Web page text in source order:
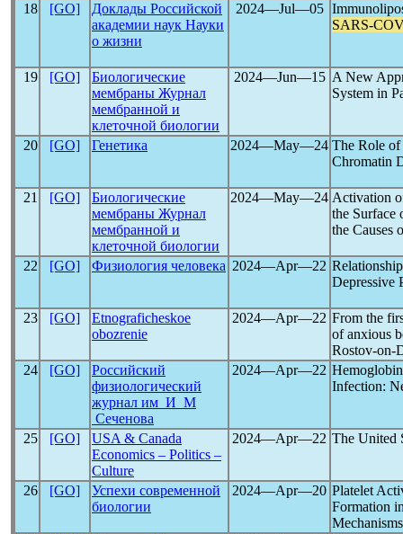
18 [GO]
Доклады Российской
академии наук Науки
о жизни
2024―Jul―05
SARS-COV
19 [GO]
Биологические
мембраны Журнал
мембранной и
клеточной биологии
2024―Jun―15 A New
System in
20 [GO] Генетика 2024―May―24 The Role of
Chromatin
21 [GO]
Биологические
мембраны Журнал
мембранной и
клеточной биологии
2024―May―24 Activation
the Surface
the Causes
22 [GO] Физиология человека 2024―Apr―22
Depressive
23 [GO]
Etnograficheskoe
obozrenie
2024―Apr―22 From the
of anxious
Rostov-on-
24
[GO]
Российский
физиологический
журнал им И М
Сеченова
2024―Apr―22
Infection:
25 [GO]
USA & Canada
Economics – Politics –
Culture
2024―Apr―22 The United
26 [GO]
Успехи современной
биологии
2024―Apr―20 Platelet
Formation